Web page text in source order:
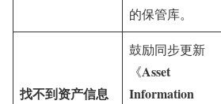
的保管库。
找不到资产信息
鼓励同步更新
《Asset
Information